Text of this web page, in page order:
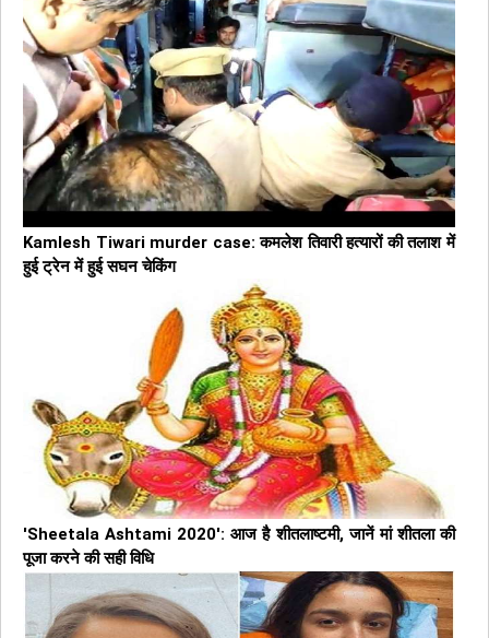
Kamlesh Tiwari murder case: कमलेश तिवारी हत्यारों की तलाश में
हुई ट्रेन में हुई सघन चेकिंग
'Sheetala Ashtami 2020': आज है शीतलाष्टमी, जानें मां शीतला की
पूजा करने की सही विधि